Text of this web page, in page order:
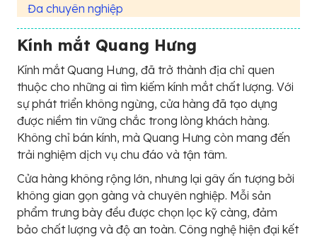
Đa chuyên nghiệp
Kính mắt Quang Hưng
Kính mắt Quang Hưng, đã trở thành địa chỉ quen
thuộc cho những ai tìm kiếm kính mắt chất lượng. Với
sự phát triển không ngừng, cửa hàng đã tạo dựng
được niềm tin vững chắc trong lòng khách hàng.
Không chỉ bán kính, mà Quang Hưng còn mang đến
trải nghiệm dịch vụ chu đáo và tận tâm.
Cửa hàng không rộng lớn, nhưng lại gây ấn tượng bởi
không gian gọn gàng và chuyên nghiệp. Mỗi sản
phẩm trưng bày đều được chọn lọc kỹ càng, đảm
bảo chất lượng và độ an toàn. Công nghệ hiện đại kết